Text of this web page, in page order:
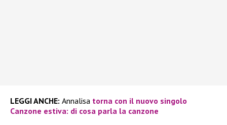
LEGGI ANCHE: Annalisa torna con il nuovo singolo
Canzone estiva: di cosa parla la canzone